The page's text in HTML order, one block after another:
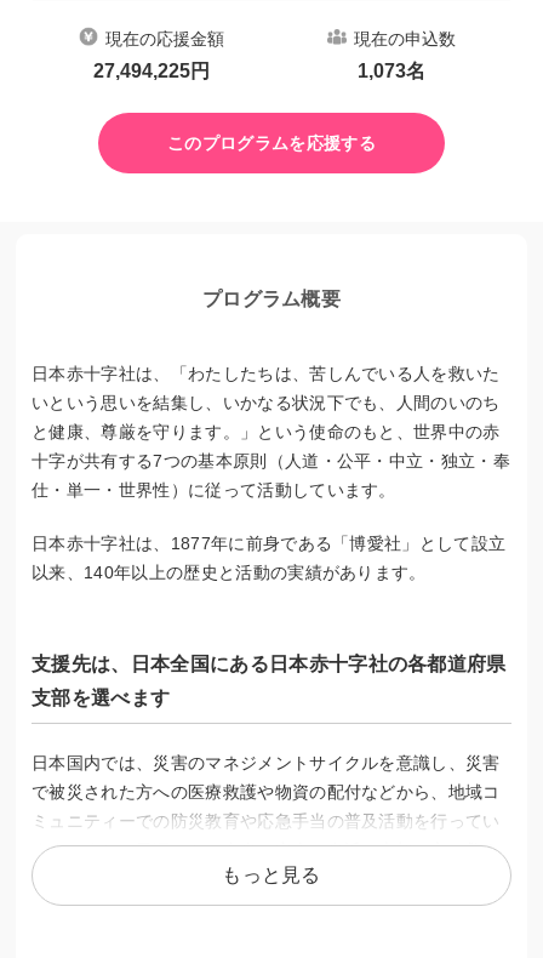
現在の応援金額
27,494,225円
現在の申込数
1,073名
このプログラムを応援する
プログラム概要
日本赤十字社は、「わたしたちは、苦しんでいる人を救いた
いという思いを結集し、いかなる状況下でも、人間のいのち
と健康、尊厳を守ります。」という使命のもと、世界中の赤
十字が共有する7つの基本原則（人道・公平・中立・独立・奉
仕・単一・世界性）に従って活動しています。
日本赤十字社は、1877年に前身である「博愛社」として設立
以来、140年以上の歴史と活動の実績があります。
支援先は、日本全国にある日本赤十字社の各都道府県
支部を選べます
日本国内では、災害のマネジメントサイクルを意識し、災害
で被災された方への医療救護や物資の配付などから、地域コ
ミュニティーでの防災教育や応急手当の普及活動を行ってい
ます。また、日頃から、自身の安全や身近な大切な方を救え
るよう、救命・応急手当などの講習会や、学校教育を通じて
防災や国際人道法に代表されるような赤十字が大事にする考
もっと見る